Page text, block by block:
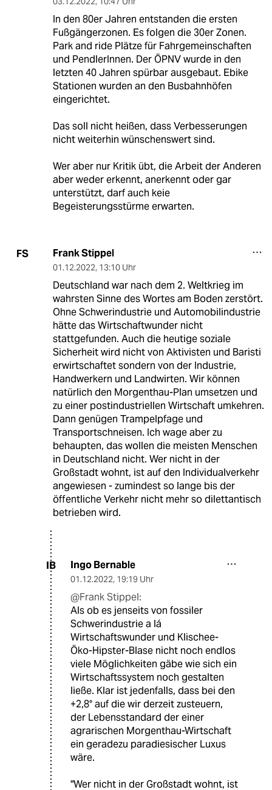
In den 80er Jahren entstanden die ersten
Fußgängerzonen. Es folgen die 30er Zonen.
Park and ride Plätze für Fahrgemeinschaften
und PendlerInnen. Der ÖPNV wurde in den
letzten 40 Jahren spürbar ausgebaut. Ebike
Stationen wurden an den Busbahnhöfen
eingerichtet.
Das soll nicht heißen, dass Verbesserungen
nicht weiterhin wünschenswert sind.
Wer aber nur Kritik übt, die Arbeit der Anderen
aber weder erkennt, anerkennt oder gar
unterstützt, darf auch keie
Begeisterungsstürme erwarten.
FS Frank Stippel
01.12.2022, 13:10 Uhr
Deutschland war nach dem 2. Weltkrieg im
wahrsten Sinne des Wortes am Boden zerstört.
Ohne Schwerindustrie und Automobilindustrie
hätte das Wirtschaftwunder nicht
stattgefunden. Auch die heutige soziale
Sicherheit wird nicht von Aktivisten und Baristi
erwirtschaftet sondern von der Industrie,
Handwerkern und Landwirten. Wir können
natürlich den Morgenthau-Plan umsetzen und
zu einer postindustriellen Wirtschaft umkehren.
Dann genügen Trampelpfage und
Transportschneisen. Ich wage aber zu
behaupten, das wollen die meisten Menschen
in Deutschland nicht. Wer nicht in der
Großstadt wohnt, ist auf den Individualverkehr
angewiesen - zumindest so lange bis der
öffentliche Verkehr nicht mehr so dilettantisch
betrieben wird.
IB Ingo Bernable
01.12.2022, 19:19 Uhr
@Frank Stippel:
Als ob es jenseits von fossiler
Schwerindustrie a lá
Wirtschaftswunder und Klischee-
Öko-Hipster-Blase nicht noch endlos
viele Möglichkeiten gäbe wie sich ein
Wirtschaftssystem noch gestalten
ließe. Klar ist jedenfalls, dass bei den
+2,8° auf die wir derzeit zusteuern,
der Lebensstandard der einer
agrarischen Morgenthau-Wirtschaft
ein geradezu paradiesischer Luxus
wäre.
"Wer nicht in der Großstadt wohnt, ist